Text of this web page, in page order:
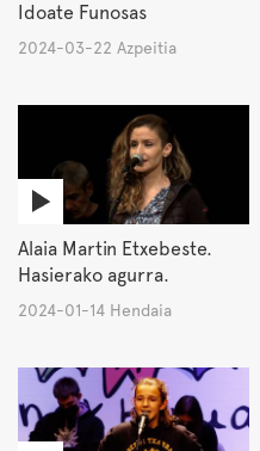
Idoate Funosas
2024-03-22 Azpeitia
Alaia Martin Etxebeste.
Hasierako agurra.
2024-01-14 Hendaia